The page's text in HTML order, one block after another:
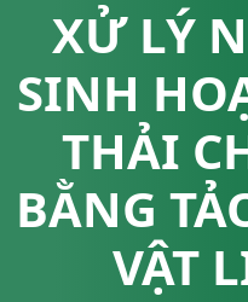
XỬ LÝ
SINH
THẢI
BẰNG
VẬT